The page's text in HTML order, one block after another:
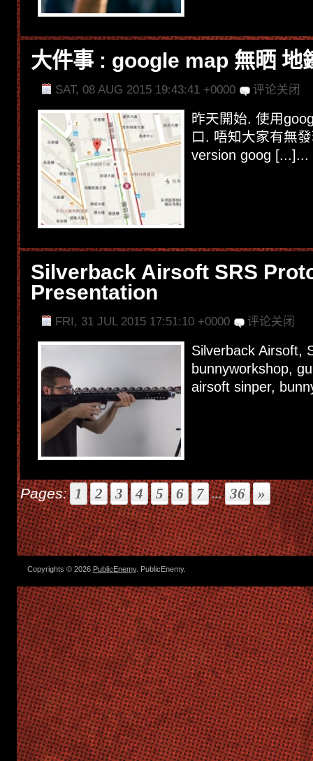
大件事 : google map 無晒 地
SAT, 08 AUG 2015 19:43:41 +0000 评论关闭
昨天開始. 使用
口. 唔知大家有無
version goog [...]...
Silverback Airsoft SRS
Presentation
FRI, 31 JUL 2015 17:51:10 +0000 评论关闭
Silverback Airsoft,
bunnyworkshop,
airsoft sinper,
Pages: 1 2 3 4 5 6 7 ... 36 »
Copyrights © 2026 PublicEnemy. PublicEnemy.